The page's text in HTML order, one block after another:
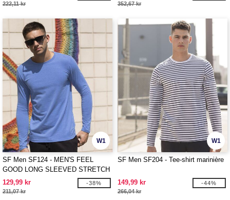
222,11 kr 352,67 kr
W1
SF Men SF124 - MEN'S FEEL
GOOD LONG SLEEVED STRETCH
T
129,99 kr
211,07 kr
-38%
W1
SF Men SF204 - Tee-shirt marinière
149,99 kr
266,04 kr
-44%